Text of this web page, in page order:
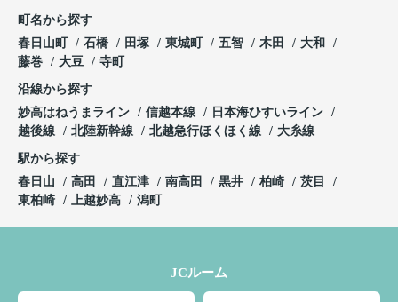
町名から探す
春日山町
石橋 田塚 東城町 五智 木田
大和
藤巻
大豆 寺町
沿線から探す
妙高はねうまライン
信越本線
日本海ひすいライン
越後線
北陸新幹線 北越急行ほくほく線 大糸線
駅から探す
春日山
高田 直江津 南高田 黒井 柏崎
茨目
東柏崎
上越妙高 潟町
JCルーム